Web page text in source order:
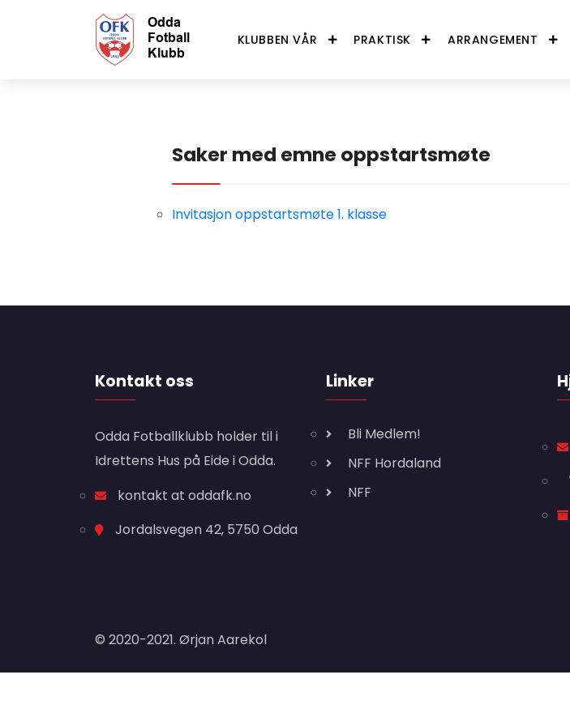
KLUBBEN VÅR PRAKTISK ARRANGEMENT
Saker med emne oppstartsmøte
Invitasjon oppstartsmøte 1. klasse
Kontakt oss
Odda Fotballklubb holder til i
Idrettens Hus på Eide i Odda.
kontakt at oddafk.no
Jordalsvegen 42, 5750 Odda
Linker
Bli Medlem!
NFF Hordaland
NFF
© 2020-2021. Ørjan Aarekol